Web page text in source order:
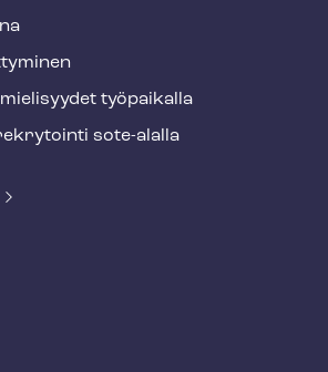
työpaikalla
sote-alalla